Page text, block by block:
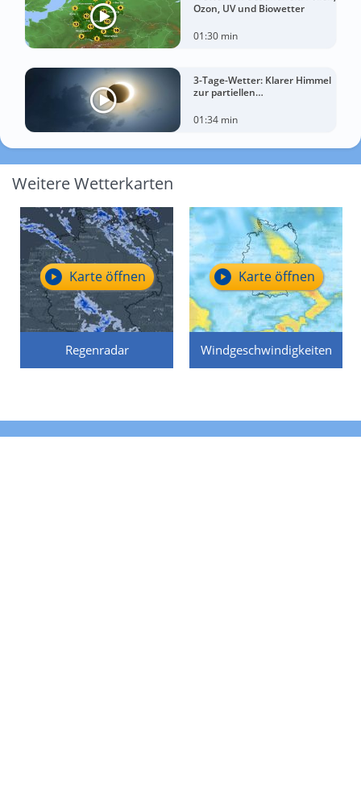
Ozon, UV und Biowetter
01:30 min
3-Tage-Wetter: Klarer Himmel
zur partiellen
Mittwoch?
01:34 min
Weitere Wetterkarten
Regenradar
Karte öffnen
Windgeschwindigkeiten
Karte öffnen